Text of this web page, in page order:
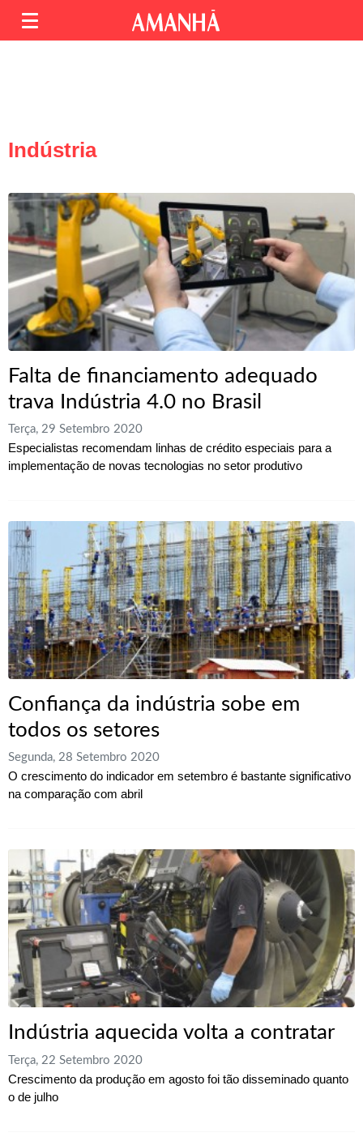
Indústria
Falta de financiamento adequado
trava Indústria 4.0 no Brasil
Terça, 29 Setembro 2020
Especialistas recomendam linhas de crédito especiais para a
implementação de novas tecnologias no setor produtivo
Confiança da indústria sobe em
todos os setores
Segunda, 28 Setembro 2020
O crescimento do indicador em setembro é bastante significativo
na comparação com abril
Indústria aquecida volta a contratar
Terça, 22 Setembro 2020
Crescimento da produção em agosto foi tão disseminado quanto
o de julho